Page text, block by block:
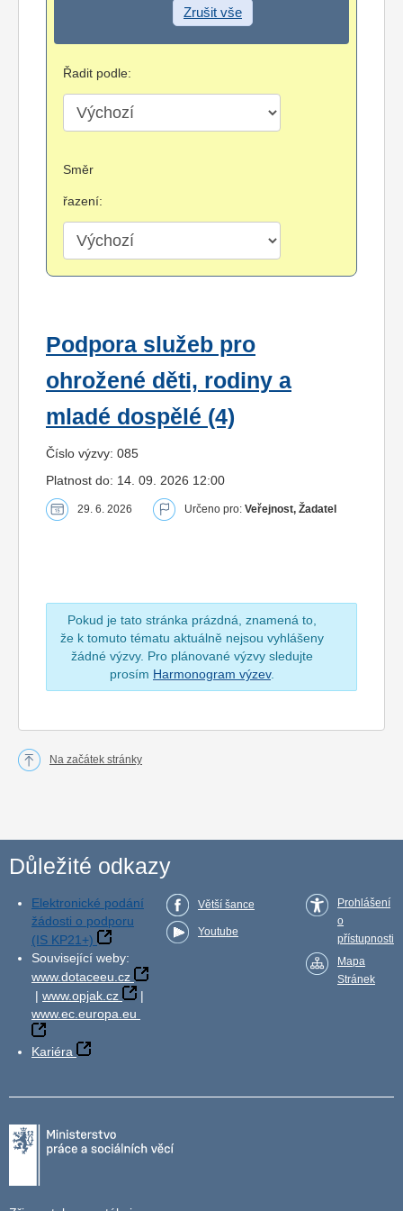
Zrušit vše
Řadit podle:
Směr
řazení:
Podpora služeb pro
ohrožené děti, rodiny a
mladé dospělé (4)
Číslo výzvy: 085
Platnost do: 14. 09. 2026 12:00
29. 6. 2026 Určeno pro: Veřejnost, Žadatel
Pokud je tato stránka prázdná, znamená to,
že k tomuto tématu aktuálně nejsou vyhlášeny
žádné výzvy. Pro plánované výzvy sledujte
prosím Harmonogram výzev.
Na začátek stránky
Důležité odkazy
Elektronické podání
žádosti o podporu
(IS KP21+)
Související weby:
www.dotaceeu.cz
| www.opjak.cz
|
www.ec.europa.eu
Kariéra
Větší šance
Youtube
Prohlášení
o
přístupnosti
Mapa
Stránek